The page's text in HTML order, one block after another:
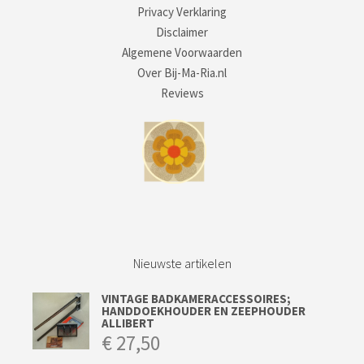
Privacy Verklaring
Disclaimer
Algemene Voorwaarden
Over Bij-Ma-Ria.nl
Reviews
Nieuwste artikelen
VINTAGE BADKAMERACCESSOIRES;
HANDDOEKHOUDER EN ZEEPHOUDER
ALLIBERT
€27,50